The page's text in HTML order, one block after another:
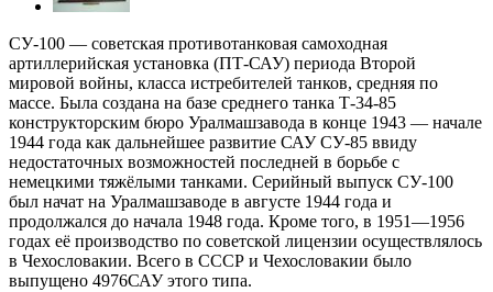
СУ-100 — советская противотанковая самоходная
артиллерийская установка (ПТ-САУ) периода Второй
мировой войны, класса истребителей танков, средняя по
массе. Была создана на базе среднего танка Т-34-85
конструкторским бюро Уралмашзавода в конце 1943 — начале
1944 года как дальнейшее развитие САУ СУ-85 ввиду
недостаточных возможностей последней в борьбе с
немецкими тяжёлыми танками. Серийный выпуск СУ-100
был начат на Уралмашзаводе в августе 1944 года и
продолжался до начала 1948 года. Кроме того, в 1951—1956
годах её производство по советской лицензии осуществлялось
в Чехословакии. Всего в СССР и Чехословакии было
выпущено 4976САУ этого типа.